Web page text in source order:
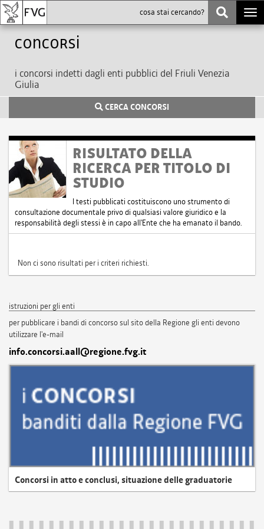
Concorsi
i concorsi indetti dagli enti pubblici del Friuli Venezia
Giulia
CERCA CONCORSI
RISULTATO DELLA
RICERCA PER TITOLO DI
STUDIO
I testi pubblicati costituiscono uno strumento di
consultazione documentale privo di qualsiasi valore giuridico e la
responsabilità degli stessi è in capo all'Ente che ha emanato il bando.
Non ci sono risultati per i criteri richiesti.
istruzioni per gli enti
per pubblicare i bandi di concorso sul sito della Regione gli enti devono
utilizzare l'e-mail
info.concorsi.aall@regione.fvg.it
Concorsi in atto e conclusi, situazione delle graduatorie